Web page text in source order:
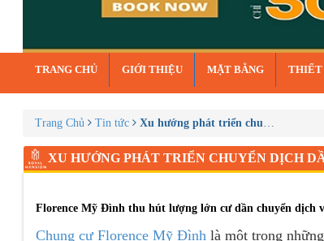
TRANG CHỦ GIỚI THIỆU MẶT BẰNG THIẾT
Trang Chủ Tin tức Xu hướng phát triển chuyển dịch
XU HƯỚNG PHÁT TRIỂN CHUYỂN DỊCH
Florence Mỹ Đình thu hút lượng lớn cư dần chuyển dịch
Chung cư Florence Mỹ Đình là một trong